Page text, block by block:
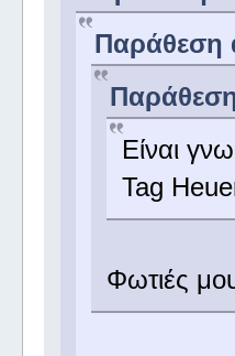
Παράθεση
Είναι
Tag
Φωτιές